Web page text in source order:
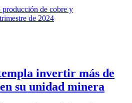
invertir más de
su unidad minera